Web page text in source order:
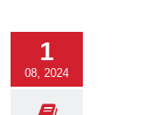
1
08, 2024